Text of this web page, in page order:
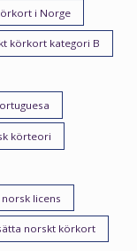
i Norge
körkort kategori B
körteori
licens
norskt körkort